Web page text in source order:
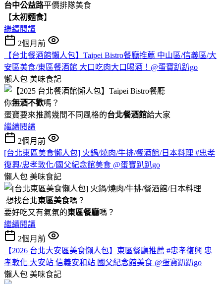
台中公益路平價排隊美食
【太初麵食】
繼續閱讀
2個月前
【台北餐酒館懶人包】Taipei Bistro餐廳推薦 中山區/信義區/大
安區美食/東區餐酒館 大口吃肉大口喝酒！@蛋寶趴趴go
懶人包 美味食記
你無酒不歡嗎？
蛋寶要來推薦幾間不同風格的台北餐酒館給大家
繼續閱讀
2個月前
[台北東區美食懶人包] 火鍋/燒肉/牛排/餐酒館/日本料理 #忠孝
復興/忠孝敦化/國父紀念館美食 @蛋寶趴趴go
懶人包 美味食記
想找台北東區美食嗎？
要好吃又有氣氛的東區餐廳嗎？
繼續閱讀
2個月前
【2026 台北大安區美食懶人包】東區餐廳推薦 #忠孝復興 忠
孝敦化 大安站 信義安和站 國父紀念館美食 @蛋寶趴趴go
懶人包 美味食記